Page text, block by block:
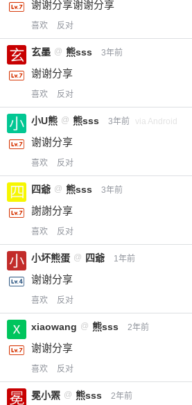
2 元
¥
立刻支付
谢谢分享谢谢分享
喜欢 反对
玄墨 @ 熊sss 3年前
谢谢分享
喜欢 反对
小U熊 @ 熊sss 3年前 via Android
谢谢分享
喜欢 反对
四爺 @ 熊sss 3年前
謝謝分享
喜欢 反对
小坏熊蛋 @ 四爺 1年前
谢谢分享
喜欢 反对
xiaowang @ 熊sss 2年前
谢谢分享
喜欢 反对
冕小罴 @ 熊sss 2年前
您没有权限发布内容，请购买
限。
忘记密码？找回